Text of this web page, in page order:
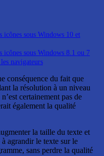
sous Windows 10 et
icônes sous Windows 8.1 ou 7
navigateurs
conséquence du fait que
la résolution à un niveau
certainement pas de
également la qualité
la taille du texte et
agrandir le texte sur le
sans perdre la qualité